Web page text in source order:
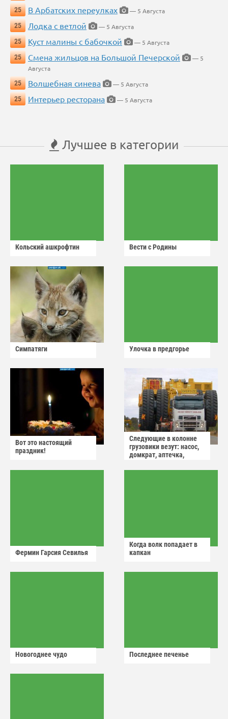
25
В Арбатских переулках
— 5 Августа
25
Лодка с ветлой
— 5 Августа
25
Куст малины с бабочкой
— 5 Августа
25
Смена жильцов на Большой Печерской
— 5
Августа
25
Волшебная синева
— 5 Августа
25
Интерьер ресторана — 5 Августа
Лучшее в категории
Кольский ашкрофтин Вести с Родины
Симпатяги Улочка в предгорье
Вот это настоящий
праздник!
Следующие в колонне
грузовики везут: насос,
домкрат, аптечка,
Фермин Гарсия Севилья
Когда волк попадает в
капкан
Новогоднее чудо Последнее печенье